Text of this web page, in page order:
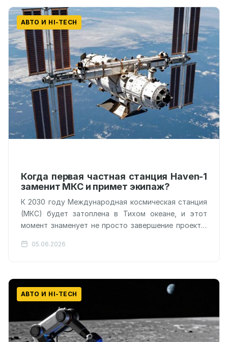
АВТО И HI-TECH
Когда первая частная станция Haven-1
заменит МКС и примет экипаж?
К 2030 году Международная космическая станция
(МКС) будет затоплена в Тихом океане, и этот
момент знаменует не просто завершение проекта,
05.06.2026
АВТО И HI-TECH